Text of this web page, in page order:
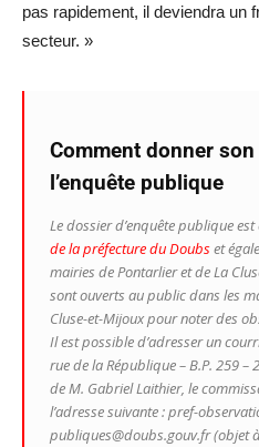
pas rapidement, il deviendra un
secteur. »
Comment donner
l’enquête publique
Le dossier d’enquête publique
de la préfecture du Doubset
mairies de Pontarlier et de La
sont ouverts au public dans les
Cluse-et-Mijoux pour noter des
Il est possible d’adresser un
rue de la République – B.P. 259 –
de M. Gabriel Laithier, le
l’adresse suivante : pref-
publiques@doubs.gouv.fr (objet